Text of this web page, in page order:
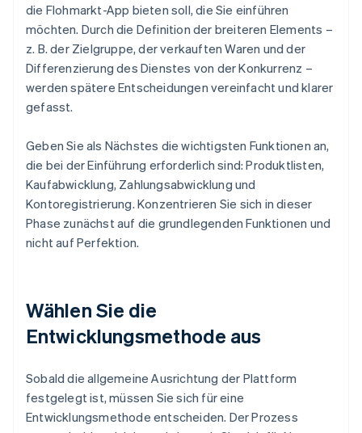
die Flohmarkt-App bieten soll, die Sie einführen
möchten. Durch die Definition der breiteren Elements –
z. B. der Zielgruppe, der verkauften Waren und der
Differenzierung des Dienstes von der Konkurrenz –
werden spätere Entscheidungen vereinfacht und klarer
gefasst.
Geben Sie als Nächstes die wichtigsten Funktionen an,
die bei der Einführung erforderlich sind: Produktlisten,
Kaufabwicklung, Zahlungsabwicklung und
Kontoregistrierung. Konzentrieren Sie sich in dieser
Phase zunächst auf die grundlegenden Funktionen und
nicht auf Perfektion.
Wählen Sie die
Entwicklungsmethode aus
Sobald die allgemeine Ausrichtung der Plattform
festgelegt ist, müssen Sie sich für eine
Entwicklungsmethode entscheiden. Der Prozess